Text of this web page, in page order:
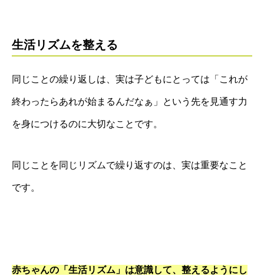
生活リズムを整える
同じことの繰り返しは、実は子どもにとっては「これが
終わったらあれが始まるんだなぁ」という先を見通す力
を身につけるのに大切なことです。
同じことを同じリズムで繰り返すのは、実は重要なこと
です。
赤ちゃんの「生活リズム」は意識して、整えるようにし